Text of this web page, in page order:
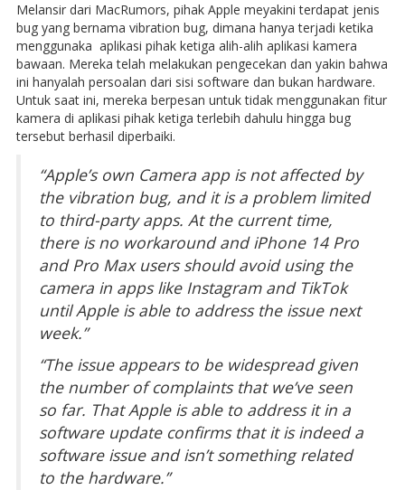
Melansir dari MacRumors, pihak Apple meyakini terdapat jenis
bug yang bernama vibration bug, dimana hanya terjadi ketika
menggunaka aplikasi pihak ketiga alih-alih aplikasi kamera
bawaan. Mereka telah melakukan pengecekan dan yakin bahwa
ini hanyalah persoalan dari sisi software dan bukan hardware.
Untuk saat ini, mereka berpesan untuk tidak menggunakan fitur
kamera di aplikasi pihak ketiga terlebih dahulu hingga bug
tersebut berhasil diperbaiki.
“Apple’s own Camera app is not affected by
the vibration bug, and it is a problem limited
to third-party apps. At the current time,
there is no workaround and ‌iPhone 14 Pro‌
and Pro Max users should avoid using the
camera in apps like Instagram and TikTok
until Apple is able to address the issue next
week.”
“The issue appears to be widespread given
the number of complaints that we’ve seen
so far. That Apple is able to address it in a
software update confirms that it is indeed a
software issue and isn’t something related
to the hardware.”